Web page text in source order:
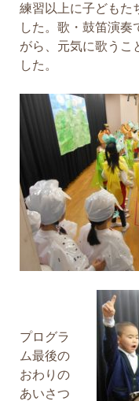
練習以上に子どもた
した。歌・鼓笛演奏
がら、元気に歌うこ
した。
プログラ
ム最後の
おわりの
あいさつ